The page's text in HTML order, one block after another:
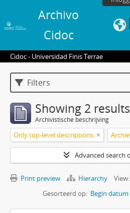
Archivo
Cidoc
Cidoc - Universidad Finis Terrae
Filters
Showing 2 results
Archivistische beschrijving
Only top-level descriptions
Advanced search
Print preview Hierarchy
View:
Gesorteerd op: Begin datum